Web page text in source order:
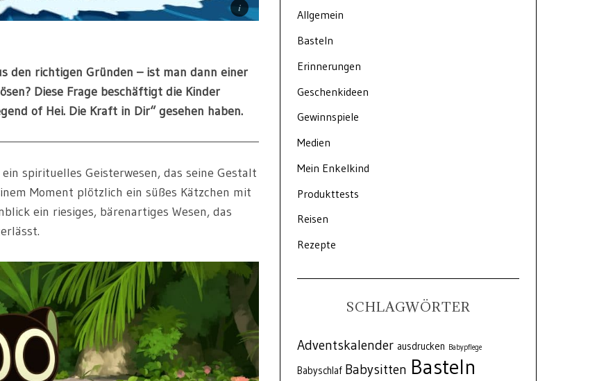
den richtigen Gründen – ist man dann einer
Diese Frage beschäftigt die Kinder
of Hei. Die Kraft in Dir“ gesehen haben.
spirituelles Geisterwesen, das seine Gestalt
Moment plötzlich ein süßes Kätzchen mit
ein riesiges, bärenartiges Wesen, das
Allgemein
Basteln
Erinnerungen
Geschenkideen
Gewinnspiele
Medien
Mein Enkelkind
Produkttests
Reisen
Rezepte
SCHLAGWÖRTER
Adventskalender ausdrucken Babypflege
Babyschlaf Babysitten Basteln